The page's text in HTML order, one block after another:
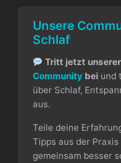
Unsere
Schlaf
Tritt jetzt
Communitybeiund
über Schlaf,
aus.
Teile deine
Tipps aus der
gemeinsam besser